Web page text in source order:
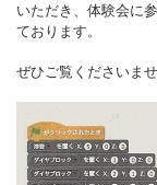
いただき、体験会に
ております。
ぜひご覧くださいませ